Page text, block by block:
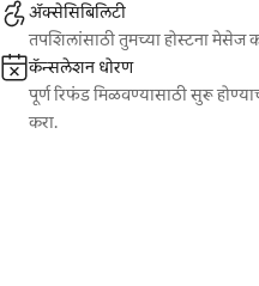
ॲक्सेसिबिलिटी
तपशिलांसाठी तुमच्या होस्टना मेसेज
कॅन्सलेशन धोरण
पूर्ण रिफंड मिळवण्यासाठी सुरू
करा.